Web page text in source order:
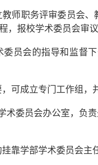
师职务评审委员会、
，报校学术委员会审议
员会的指导和监督
可成立专门工作组，
术委员会办公室，负
靠学部学术委员会主